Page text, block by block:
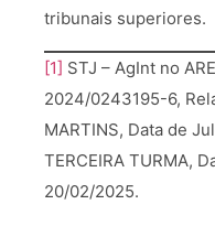
tribunais superiores.
[1] STJ – AgInt no
2024/0243195-6,
MARTINS, Data de
TERCEIRA TURMA,
20/02/2025.